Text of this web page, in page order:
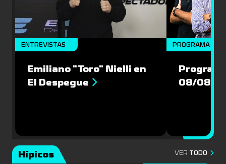
ENTREVISTAS
Emiliano "Toro" Nielli en
El Despegue
PROGRAMA
08/08/
Hípicos VER TODO